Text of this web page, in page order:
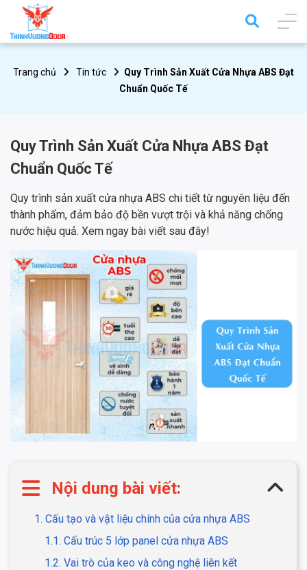
Trang chủ Tin tức
Quy Trình Sản Xuất Cửa Nhựa ABS Đạt
Chuẩn Quốc Tế
Quy Trình Sản Xuất Cửa Nhựa ABS Đạt
Chuẩn Quốc Tế
Quy trình sản xuất cửa nhựa ABS chi tiết từ nguyên liệu đến
thành phẩm, đảm bảo độ bền vượt trội và khả năng chống
nước hiệu quả. Xem ngay bài viết sau đây!
Nội dung bài viết:
1. Cấu tạo và vật liệu chính của cửa nhựa ABS
1.1. Cấu trúc 5 lớp panel cửa nhựa ABS
1.2. Vai trò của keo và công nghệ liên kết